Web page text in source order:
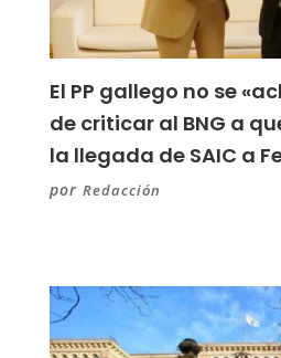
El PP gallego no se
de criticar al BNG a
la llegada de SAIC a
por Redacción